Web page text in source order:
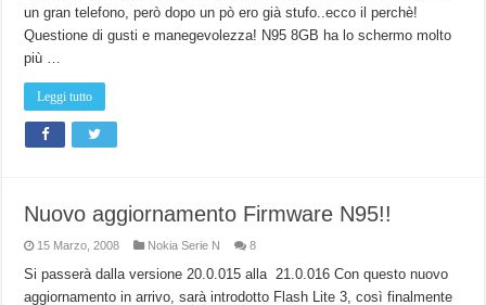
un gran telefono, però dopo un pò ero già stufo..ecco il perchè!
Questione di gusti e manegevolezza! N95 8GB ha lo schermo molto
più …
Leggi tutto
Nuovo aggiornamento Firmware N95!!
15 Marzo, 2008 Nokia Serie N 8
Si passerà dalla versione 20.0.015 alla 21.0.016 Con questo nuovo
aggiornamento in arrivo, sarà introdotto Flash Lite 3, così finalmente